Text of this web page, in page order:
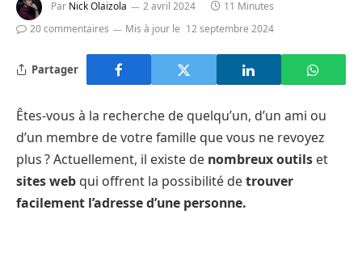
Par Nick Olaizola 2 avril 2024
11 Minutes
20 commentaires
Mis à jour le 12 septembre 2024
Partager
Êtes-vous à la recherche de quelqu’un, d’un ami ou
d’un membre de votre famille que vous ne revoyez
plus ? Actuellement, il existe de nombreux outils et
sites web qui offrent la possibilité detrouver
facilement l’adresse d’une personne.